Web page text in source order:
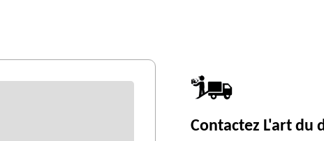
Contactez L'art du